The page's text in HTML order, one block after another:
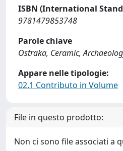
ISBN (International
9781479853748
Parole chiave
Ostraka, Ceramic,
Appare nelle tipologie:
02.1 Contributo in Volume
File in questo prodotto:
Non ci sono file associati a